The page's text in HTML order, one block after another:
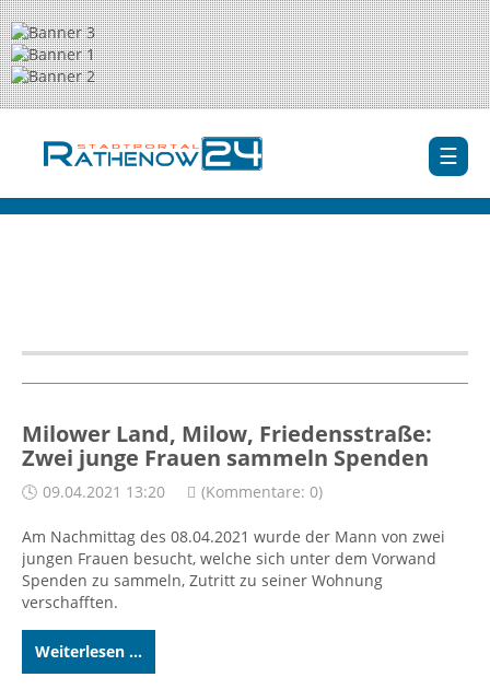
Milower Land, Milow, Friedensstraße:
Zwei junge Frauen sammeln Spenden
09.04.2021 13:20 (Kommentare: 0)
Am Nachmittag des 08.04.2021 wurde der Mann von zwei
jungen Frauen besucht, welche sich unter dem Vorwand
Spenden zu sammeln, Zutritt zu seiner Wohnung
verschafften.
Weiterlesen ...